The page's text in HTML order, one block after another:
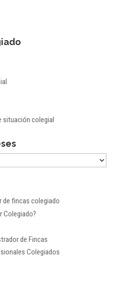
situación colegial
de fincas colegiado
Colegiado?
de Fincas
Colegiados